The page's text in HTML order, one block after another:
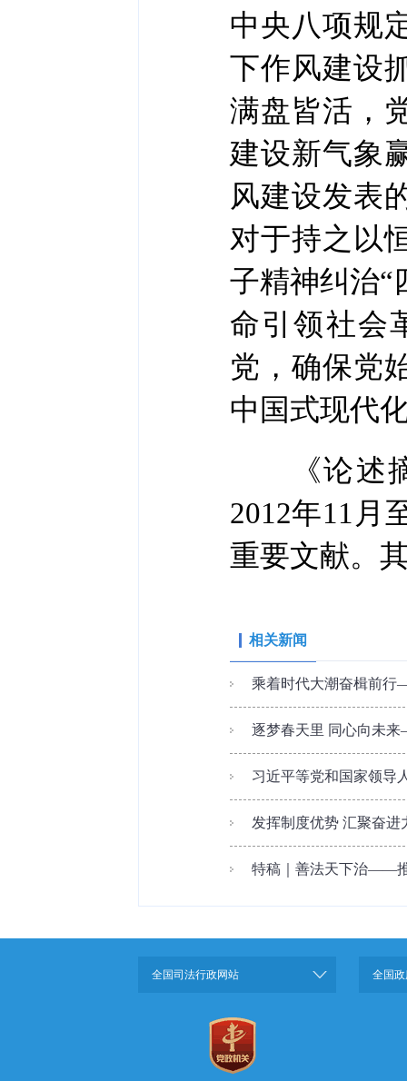
中央八项规
下作风建设
满盘皆活，
建设新气象
风建设发表
对于持之以
子精神纠治“
命引领社会
党，确保党
中国式现代
《论述摘
2012年11月
重要文献。
相关新闻
乘着时代大潮奋楫前行
逐梦春天里 同心向未
习近平等党和国家领导
发挥制度优势 汇聚奋进
特稿｜善法天下治——
全国司法行政网站 全国